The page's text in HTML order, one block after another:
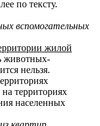
по тексту.
вспомогательных
жилой
животных-
нельзя.
территориях
населенных